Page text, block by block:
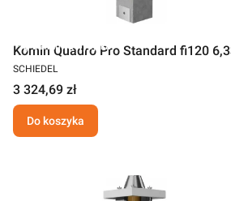
Darmowa wysyłka
Komin Quadro Pro Standard fi120
SCHIEDEL
3 324,69 zł
Do koszyka